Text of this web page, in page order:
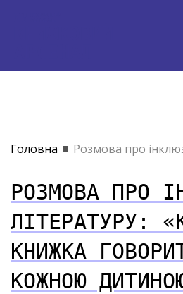
Головна Розмова про
РОЗМОВА ПРО
ЛІТЕРАТУРУ:
КНИЖКА
КОЖНОЮ